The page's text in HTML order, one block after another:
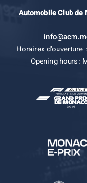
Automobile Club de
Horaires
Opening hours: